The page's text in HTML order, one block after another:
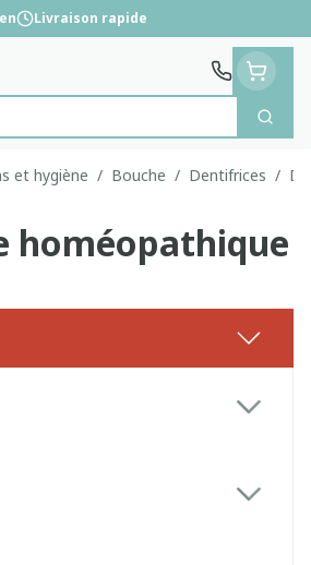
Livraison rapide
et hygiène / Bouche / Dentifrices /
homéopathique